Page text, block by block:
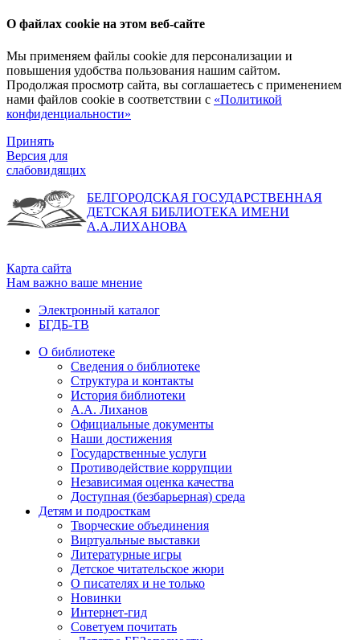
О файлах cookie на этом веб-сайте
Мы применяем файлы cookie для персонализации и
повышения удобства пользования нашим сайтом.
Продолжая просмотр сайта, вы соглашаетесь с применением
нами файлов cookie в соответствии с «Политикой
конфиденциальности»
Принять
Версия для
слабовидящих
БЕЛГОРОДСКАЯ ГОСУДАРСТВЕННАЯ
ДЕТСКАЯ БИБЛИОТЕКА ИМЕНИ
А.А.ЛИХАНОВА
Карта сайта
Нам важно ваше мнение
Электронный каталог
БГДБ-ТВ
О библиотеке
Сведения о библиотеке
Структура и контакты
История библиотеки
А.А. Лиханов
Официальные документы
Наши достижения
Государственные услуги
Противодействие коррупции
Независимая оценка качества
Доступная (безбарьерная) среда
Детям и подросткам
Творческие объединения
Виртуальные выставки
Литературные игры
Детское читательское жюри
О писателях и не только
Новинки
Интернет-гид
Советуем почитать